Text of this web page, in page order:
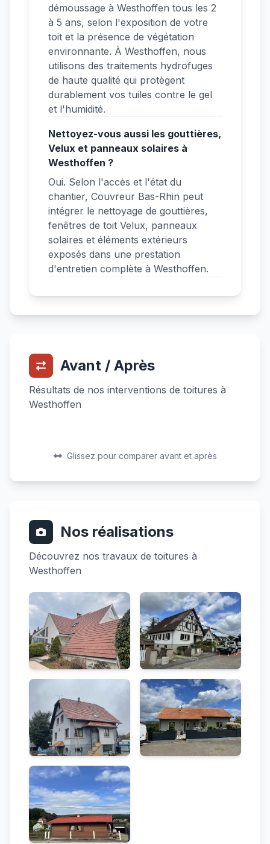
démoussage à Westhoffen tous les 2
à 5 ans, selon l'exposition de votre
toit et la présence de végétation
environnante. À Westhoffen, nous
utilisons des traitements hydrofuges
de haute qualité qui protègent
durablement vos tuiles contre le gel
et l'humidité.
Nettoyez-vous aussi les gouttières,
Velux et panneaux solaires à
Westhoffen ?
Oui. Selon l'accès et l'état du
chantier, Couvreur Bas-Rhin peut
intégrer le nettoyage de gouttières,
fenêtres de toit Velux, panneaux
solaires et éléments extérieurs
exposés dans une prestation
d'entretien complète à Westhoffen.
Avant / Après
Résultats de nos interventions de toitures à
Westhoffen
Avant
Après
Glissez pour comparer avant et après
Nos réalisations
Découvrez nos travaux de toitures à
Westhoffen